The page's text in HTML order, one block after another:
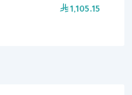
1,105.15